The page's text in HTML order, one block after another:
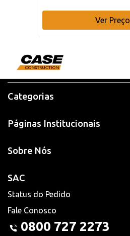
Ver Preço
Categorias
Páginas Institucionais
Sobre Nós
SAC
Status do Pedido
Fale Conosco
0800 727 2273